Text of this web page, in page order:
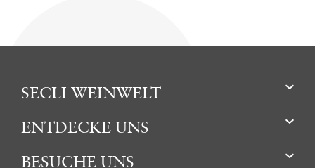
SECLI WEINWELT
ENTDECKE UNS
BESUCHE UNS